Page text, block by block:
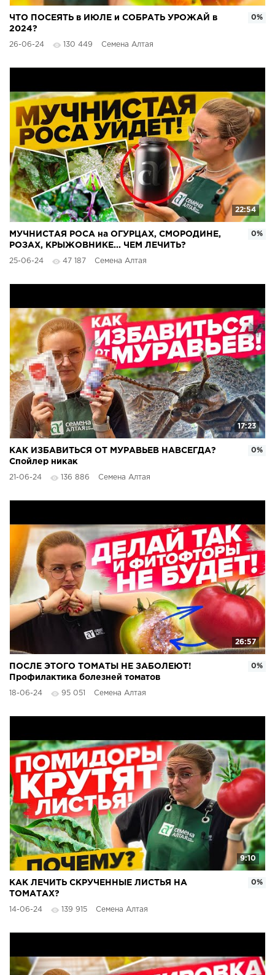
ЧТО ПОСЕЯТЬ в ИЮЛЕ и СОБРАТЬ УРОЖАЙ в
2024?
26-06-24 130 449 Семена Алтая
0%
22:54
МУЧНИСТАЯ РОСА на ОГУРЦАХ, СМОРОДИНЕ,
РОЗАХ, КРЫЖОВНИКЕ... ЧЕМ ЛЕЧИТЬ?
25-06-24 47 187 Семена Алтая
0%
17:23
КАК ИЗБАВИТЬСЯ ОТ МУРАВЬЕВ НАВСЕГДА?
Спойлер никак
21-06-24 136 886 Семена Алтая
0%
26:57
ПОСЛЕ ЭТОГО ТОМАТЫ НЕ ЗАБОЛЕЮТ!
Профилактика болезней томатов
18-06-24 95 051 Семена Алтая
0%
9:10
КАК ЛЕЧИТЬ СКРУЧЕННЫЕ ЛИСТЬЯ НА
ТОМАТАХ?
14-06-24 139 915 Семена Алтая
0%